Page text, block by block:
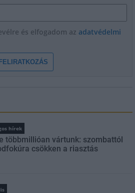
és elfogadom az adatvédelmi
FELIRATKOZÁS
hírek
többmillióan vártunk: szombattól
csökken a riasztás